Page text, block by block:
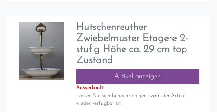
Hutschenreuther
Zwiebelmuster Etagere 2-
stufig Höhe ca. 29 cm top
Zustand
Artikel anzeigen
Ausverkauft
Lassen Sie sich benachrichigen, wenn der Artikel
wieder verfügbar ist.